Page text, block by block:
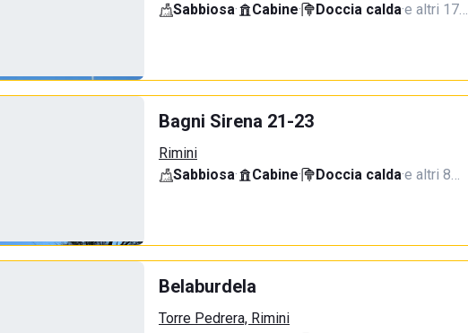
Sabbiosa· Cabine· Doccia calda·e altri 17…
Bagni Sirena 21-23
Rimini
Sabbiosa· Cabine· Doccia calda·e altri 8…
Belaburdela
Torre Pedrera, Rimini